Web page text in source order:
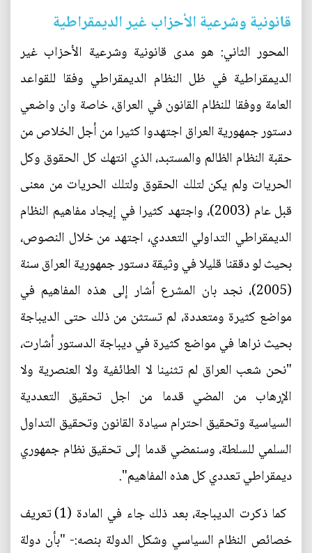
قانونية وشرعية الأحزاب غير الديمقراطية
المحور الثاني: هو مدى قانونية وشرعية الأحزاب غير
الديمقراطية في ظل النظام الديمقراطي وفقا للقواعد
العامة ووفقا للنظام القانون في العراق، خاصة وان واضعي
دستور جمهورية العراق اجتهدوا كثيرا من أجل الخلاص من
حقبة النظام الظالم والمستبد، الذي انتهك كل الحقوق وكل
الحريات ولم يكن لتلك الحقوق ولتلك الحريات من معنى
قبل عام (2003)، واجتهد كثيرا في إيجاد مفاهيم النظام
الديمقراطي التداولي التعددي، اجتهد من خلال النصوص،
بحيث لو دققنا قليلا في وثيقة دستور جمهورية العراق سنة
(2005)، نجد بان المشرع أشار إلى هذه المفاهيم في
مواضع كثيرة ومتعددة، لم تستثن من ذلك حتى الديباجة
بحيث نراها في مواضع كثيرة في ديباجة الدستور أشارت،
"نحن شعب العراق لم تثنينا لا الطائفية ولا العنصرية ولا
الإرهاب من المضي قدما من اجل تحقيق التعددية
السياسية وتحقيق احترام سيادة القانون وتحقيق التداول
السلمي للسلطة، وسنمضي قدما إلى تحقيق نظام جمهوري
ديمقراطي تعددي كل هذه المفاهيم".
كما ذكرت الديباجة، بعد ذلك جاء في المادة (1) تعريف
خصائص النظام السياسي وشكل الدولة بنصه:- "بأن دولة